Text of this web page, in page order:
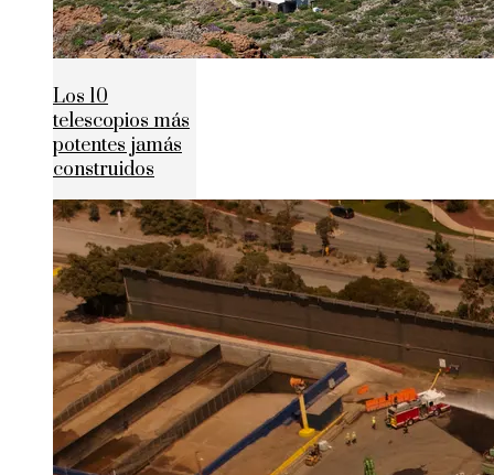
Los 10
telescopios más
potentes jamás
construidos